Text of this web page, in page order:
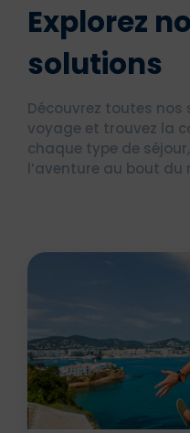
Explorez
solutions
Découvrez toutes nos
voyage et trouvez la
chaque type de
l’aventure au bout du